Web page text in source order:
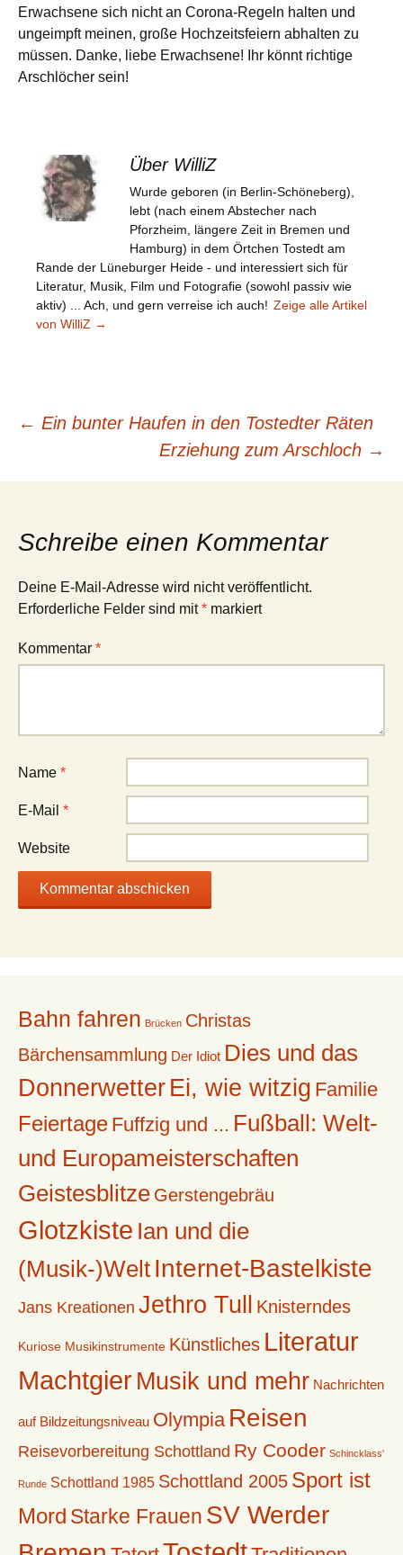
Erwachsene sich nicht an Corona-Regeln halten und
ungeimpft meinen, große Hochzeitsfeiern abhalten zu
müssen. Danke, liebe Erwachsene! Ihr könnt richtige
Arschlöcher sein!
Über WilliZ
Wurde geboren (in Berlin-Schöneberg),
lebt (nach einem Abstecher nach
Pforzheim, längere Zeit in Bremen und
Hamburg) in dem Örtchen Tostedt am
Rande der Lüneburger Heide - und interessiert sich für
Literatur, Musik, Film und Fotografie (sowohl passiv wie
aktiv) ... Ach, und gern verreise ich auch! Zeige alle Artikel
von WilliZ →
Beitragsnavigation
← Ein bunter Haufen in den Tostedter Räten
Erziehung zum Arschloch →
Schreibe einen Kommentar
Deine E-Mail-Adresse wird nicht veröffentlicht.
Erforderliche Felder sind mit* markiert
Kommentar *
Name *
E-Mail *
Website
Bahn fahren Brücken Christas
Bärchensammlung Der Idiot Dies und das
Donnerwetter Ei, wie witzig Familie
Feiertage Fuffzig und ... Fußball: Welt-
und Europameisterschaften
Geistesblitze Gerstengebräu
Glotzkiste Ian und die
(Musik-)Welt Internet-Bastelkiste
Jans Kreationen Jethro Tull Knisterndes
Kuriose Musikinstrumente Künstliches Literatur
MachtgierMusik und mehr Nachrichten
auf Bildzeitungsniveau Olympia Reisen
Reisevorbereitung Schottland Ry Cooder Schincklass'
Runde Schottland 1985 Schottland 2005 Sport ist
Mord Starke Frauen SV Werder